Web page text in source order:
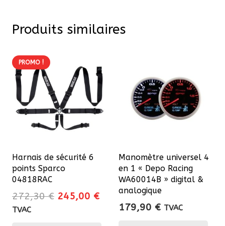
Produits similaires
PROMO !
Harnais de sécurité 6
points Sparco
04818RAC
272,30€ Le
245,00 €Le
TVAC
Manomètre universel 4
en 1 « Depo Racing
WA60014B » digital &
analogique
179,90 € TVAC